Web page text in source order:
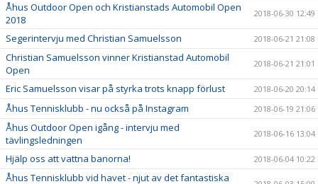
Åhus Outdoor Open och Kristianstads Automobil Open
2018
2018-06-30 12:49
Segerintervju med Christian Samuelsson 2018-06-21 21:08
Christian Samuelsson vinner Kristianstad Automobil
Open
2018-06-21 21:01
Eric Samuelsson visar på styrka trots knapp förlust 2018-06-20 20:14
Åhus Tennisklubb - nu också på Instagram 2018-06-19 21:06
Åhus Outdoor Open igång - intervju med
tävlingsledningen
2018-06-16 13:04
Hjälp oss att vattna banorna! 2018-06-04 10:22
Åhus Tennisklubb vid havet - njut av det fantastiska